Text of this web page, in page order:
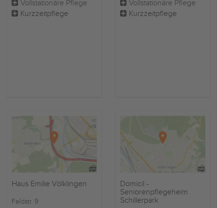
Vollstationäre Pflege
Kurzzeitpflege
Vollstationäre Pflege
Kurzzeitpflege
Haus Emilie Völklingen
Feldstr. 9
Domicil -
Seniorenpflegeheim
Schillerpark